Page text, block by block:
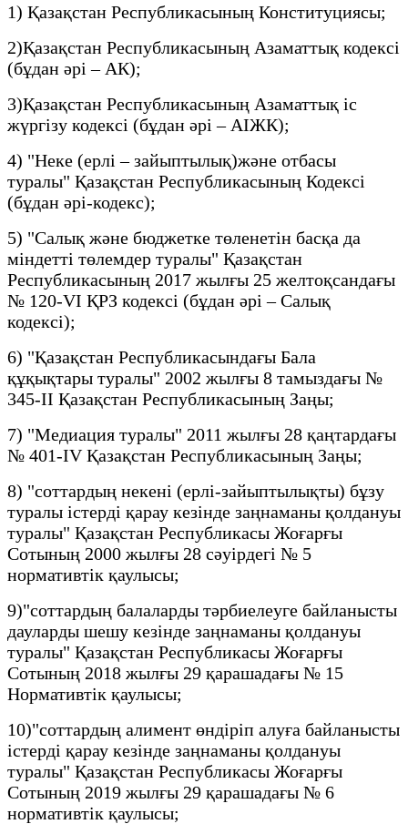
1) Қазақстан Республикасының Конституциясы;
2)Қазақстан Республикасының Азаматтық кодексі
(бұдан әрі – АК);
3)Қазақстан Республикасының Азаматтық іс
жүргізу кодексі (бұдан әрі – АІЖК);
4) "Неке (ерлі – зайыптылық)және отбасы
туралы" Қазақстан Республикасының Кодексі
(бұдан әрі-кодекс);
5) "Салық және бюджетке төленетін басқа да
міндетті төлемдер туралы" Қазақстан
Республикасының 2017 жылғы 25 желтоқсандағы
№ 120-VI ҚРЗ кодексі (бұдан әрі – Салық
кодексі);
6) "Қазақстан Республикасындағы Бала
құқықтары туралы" 2002 жылғы 8 тамыздағы №
345-II Қазақстан Республикасының Заңы;
7) "Медиация туралы" 2011 жылғы 28 қаңтардағы
№ 401-IV Қазақстан Республикасының Заңы;
8) "соттардың некені (ерлі-зайыптылықты) бұзу
туралы істерді қарау кезінде заңнаманы қолдануы
туралы" Қазақстан Республикасы Жоғарғы
Сотының 2000 жылғы 28 сәуірдегі № 5
нормативтік қаулысы;
9)"соттардың балаларды тәрбиелеуге байланысты
дауларды шешу кезінде заңнаманы қолдануы
туралы" Қазақстан Республикасы Жоғарғы
Сотының 2018 жылғы 29 қарашадағы № 15
Нормативтік қаулысы;
10)"соттардың алимент өндіріп алуға байланысты
істерді қарау кезінде заңнаманы қолдануы
туралы" Қазақстан Республикасы Жоғарғы
Сотының 2019 жылғы 29 қарашадағы № 6
нормативтік қаулысы;